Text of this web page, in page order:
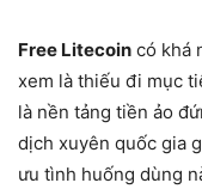
Free Litecoin có khá
xem là thiếu đi mục
là nền tảng tiền ảo
dịch xuyên quốc gia
ưu tình huống dùng